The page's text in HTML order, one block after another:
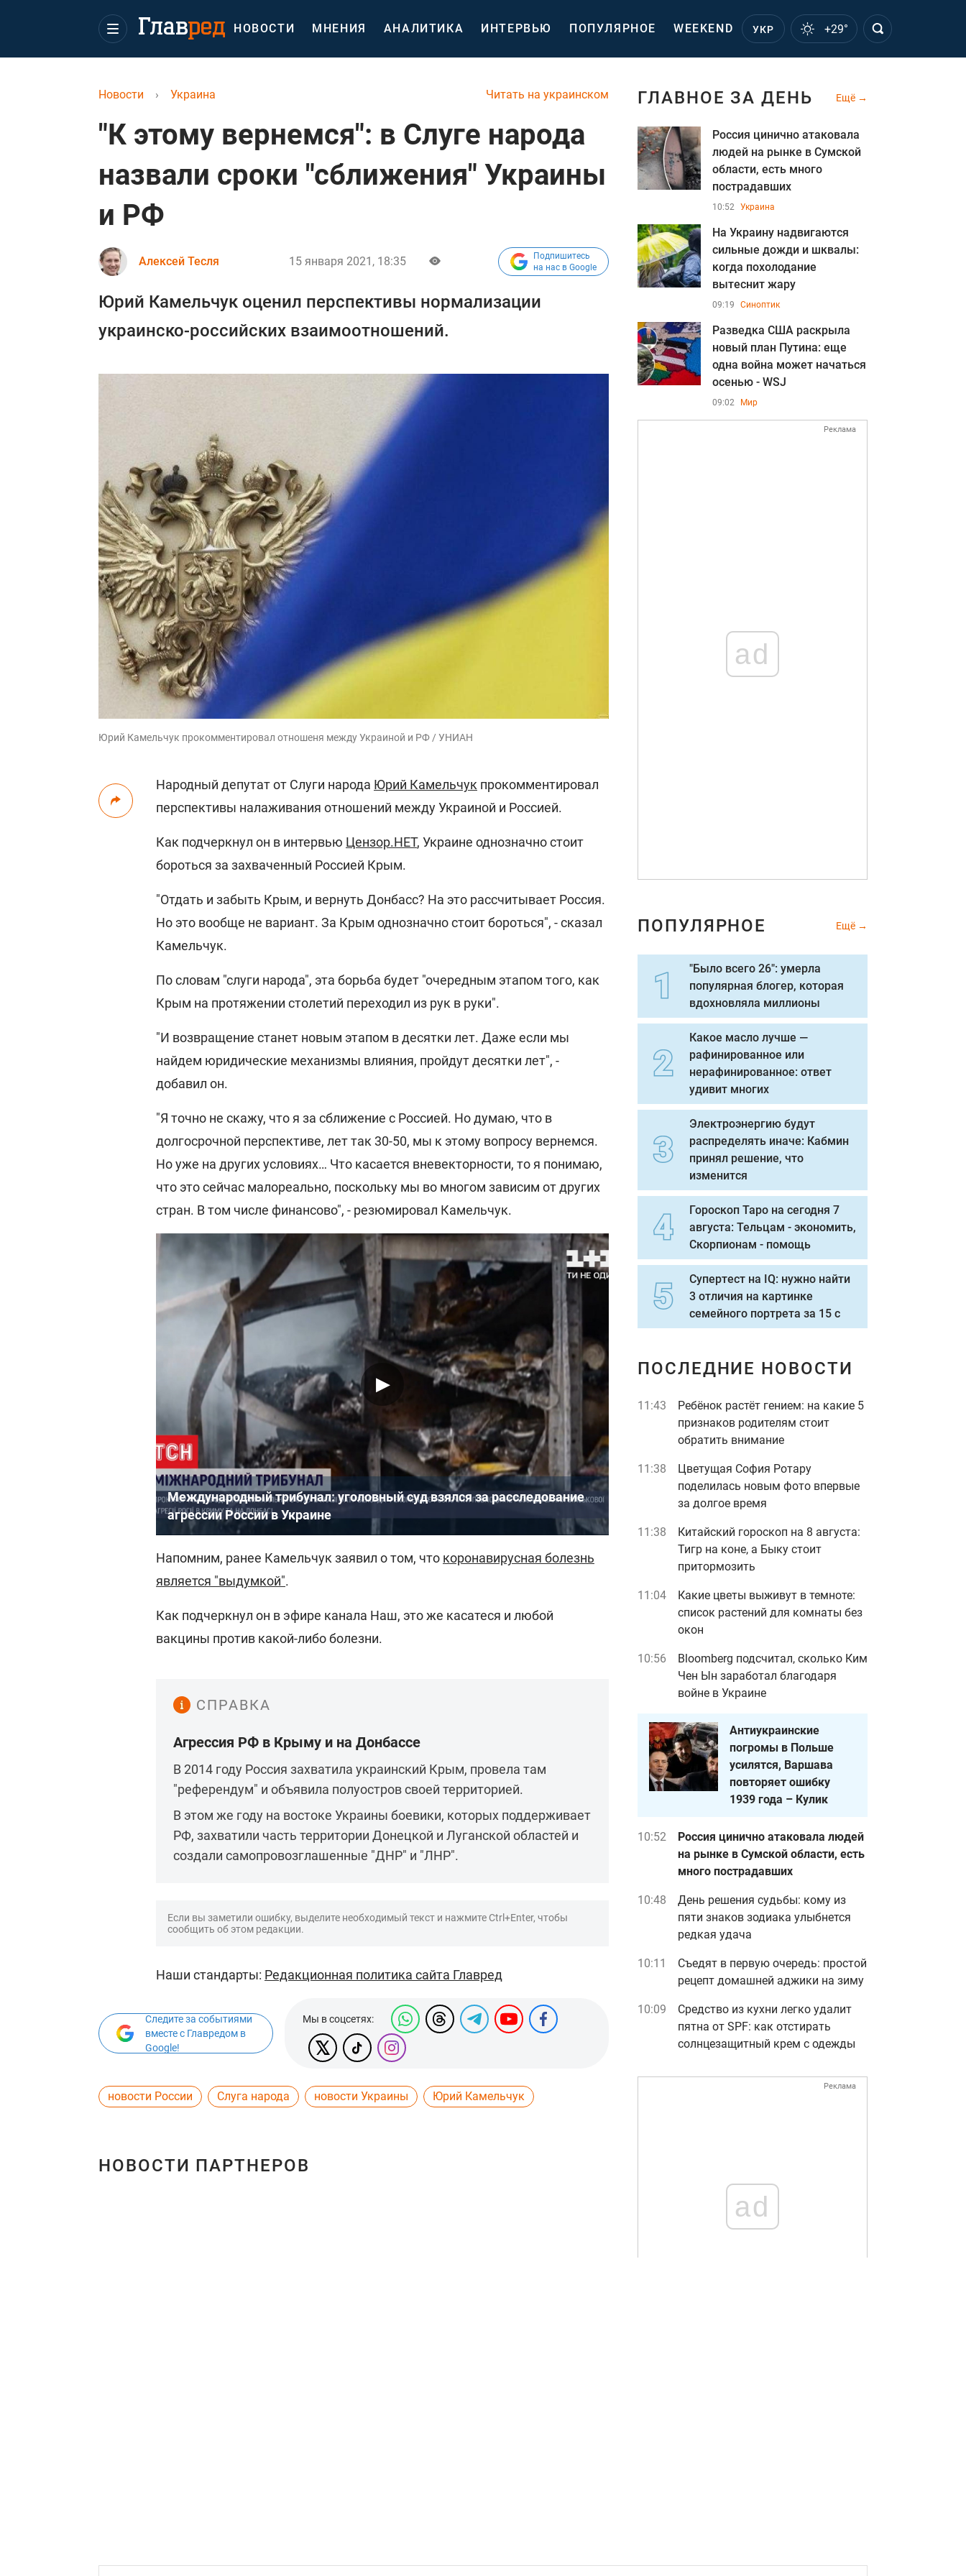
НОВОСТИ МНЕНИЯ АНАЛИТИКА ИНТЕРВЬЮ ПОПУЛЯРНОЕ WEEKEND УКР +29°
Читать на украинском
Новости › Украина
"К этому вернемся": в Слуге народа
назвали сроки "сближения" Украины
и РФ
Алексей Тесля 15 января 2021, 18:35
Подпишитесь
на нас в Google
Юрий Камельчук оценил перспективы нормализации
украинско-российских взаимоотношений.
Юрий Камельчук прокомментировал отношеня между Украиной и РФ / УНИАН
Народный депутат от Слуги народа Юрий Камельчук прокомментировал
перспективы налаживания отношений между Украиной и Россией.
Как подчеркнул он в интервью Цензор.НЕТ, Украине однозначно стоит
бороться за захваченный Россией Крым.
"Отдать и забыть Крым, и вернуть Донбасс? На это рассчитывает Россия.
Но это вообще не вариант. За Крым однозначно стоит бороться", - сказал
Камельчук.
По словам "слуги народа", эта борьба будет "очередным этапом того, как
Крым на протяжении столетий переходил из рук в руки".
"И возвращение станет новым этапом в десятки лет. Даже если мы
найдем юридические механизмы влияния, пройдут десятки лет", -
добавил он.
"Я точно не скажу, что я за сближение с Россией. Но думаю, что в
долгосрочной перспективе, лет так 30-50, мы к этому вопросу вернемся.
Но уже на других условиях… Что касается вневекторности, то я понимаю,
что это сейчас малореально, поскольку мы во многом зависим от других
стран. В том числе финансово", - резюмировал Камельчук.
Международный трибунал: уголовный суд взялся за расследование
агрессии России в Украине
Напомним, ранее Камельчук заявил о том, что коронавирусная болезнь
является "выдумкой".
Как подчеркнул он в эфире канала Наш, это же касатеся и любой
вакцины против какой-либо болезни.
СПРАВКА
Агрессия РФ в Крыму и на Донбассе
В 2014 году Россия захватила украинский Крым, провела там
"референдум" и объявила полуостров своей территорией.
В этом же году на востоке Украины боевики, которых поддерживает
РФ, захватили часть территории Донецкой и Луганской областей и
создали самопровозглашенные "ДНР" и "ЛНР".
Если вы заметили ошибку, выделите необходимый текст и нажмите Ctrl+Enter, чтобы
сообщить об этом редакции.
Наши стандарты: Редакционная политика сайта Главред
Следите за событиями
вместе с Главредом в
Google!
Мы в соцсетях:
новости России Слуга народа новости Украины Юрий Камельчук
НОВОСТИ ПАРТНЕРОВ
ГЛАВНОЕ ЗА ДЕНЬ Ещё
Россия цинично атаковала
людей на рынке в Сумской
области, есть много
пострадавших
10:52 Украина
На Украину надвигаются
сильные дожди и шквалы:
когда похолодание
вытеснит жару
09:19 Синоптик
Разведка США раскрыла
новый план Путина: еще
одна война может начаться
осенью - WSJ
09:02 Мир
Реклама
ad
ПОПУЛЯРНОЕ Ещё
"Было всего 26": умерла
популярная блогер, которая
вдохновляла миллионы
Какое масло лучше —
рафинированное или
нерафинированное: ответ
удивит многих
Электроэнергию будут
распределять иначе: Кабмин
принял решение, что
изменится
Гороскоп Таро на сегодня 7
августа: Тельцам - экономить,
Скорпионам - помощь
Супертест на IQ: нужно найти
3 отличия на картинке
семейного портрета за 15 с
ПОСЛЕДНИЕ НОВОСТИ
11:43
Ребёнок растёт гением: на какие 5
признаков родителям стоит
обратить внимание
11:38
Цветущая София Ротару
поделилась новым фото впервые
за долгое время
11:38
Китайский гороскоп на 8 августа:
Тигр на коне, а Быку стоит
притормозить
11:04
Какие цветы выживут в темноте:
список растений для комнаты без
окон
10:56
Bloomberg подсчитал, сколько Ким
Чен Ын заработал благодаря
войне в Украине
Антиукраинские
погромы в Польше
усилятся, Варшава
повторяет ошибку
1939 года – Кулик
10:52
Россия цинично атаковала людей
на рынке в Сумской области, есть
много пострадавших
10:48
День решения судьбы: кому из
пяти знаков зодиака улыбнется
редкая удача
10:11
Съедят в первую очередь: простой
рецепт домашней аджики на зиму
10:09
Средство из кухни легко удалит
пятна от SPF: как отстирать
солнцезащитный крем с одежды
Реклама
ad